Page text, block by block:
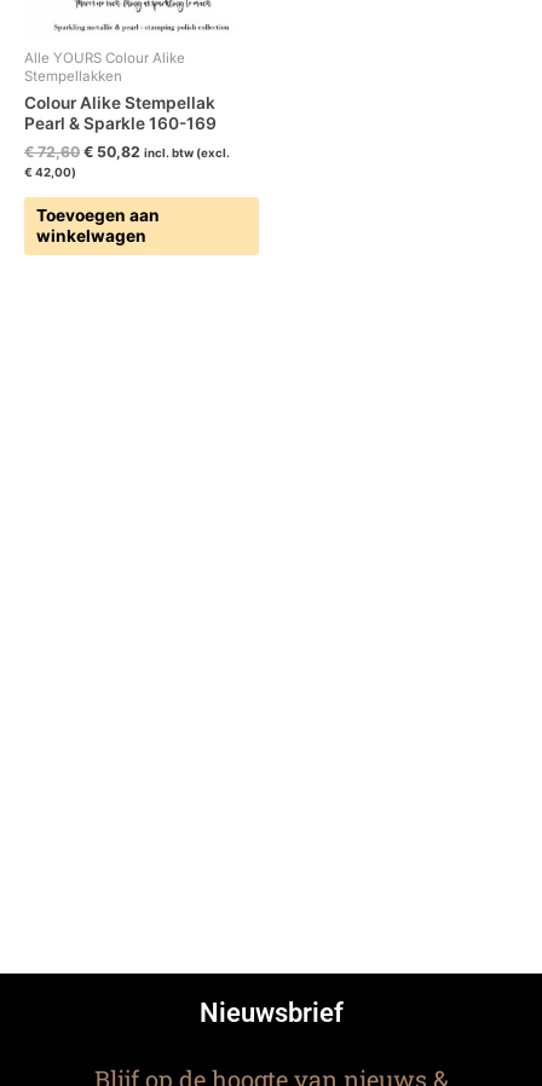
Alle YOURS Colour Alike
Stempellakken
Colour Alike Stempellak
Pearl & Sparkle 160-169
€72,60 € 50,82 incl. btw (excl.
€ 42,00)
Toevoegen aan
winkelwagen
Nieuwsbrief
Blijf op de hoogte van nieuws &